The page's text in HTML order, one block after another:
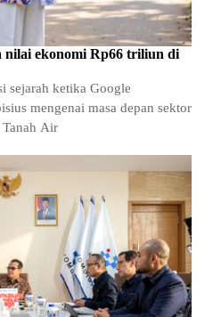
nilai ekonomi Rp66 triliun di
sejarah ketika Google
mengenai masa depan sektor
Air